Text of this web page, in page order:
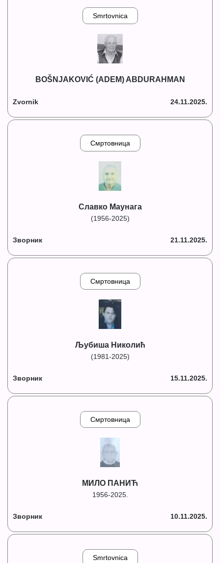
Smrtovnica
BOŠNJAKOVIĆ (ADEM) ABDURAHMAN
Zvornik 24.11.2025.
Смртовница
Славко Маунага
(1956-2025)
Зворник 21.11.2025.
Смртовница
Љубиша Николић
(1981-2025)
Зворник 15.11.2025.
Смртовница
МИЛО ПАНИЋ
1956-2025.
Зворник 10.11.2025.
Smrtovnica